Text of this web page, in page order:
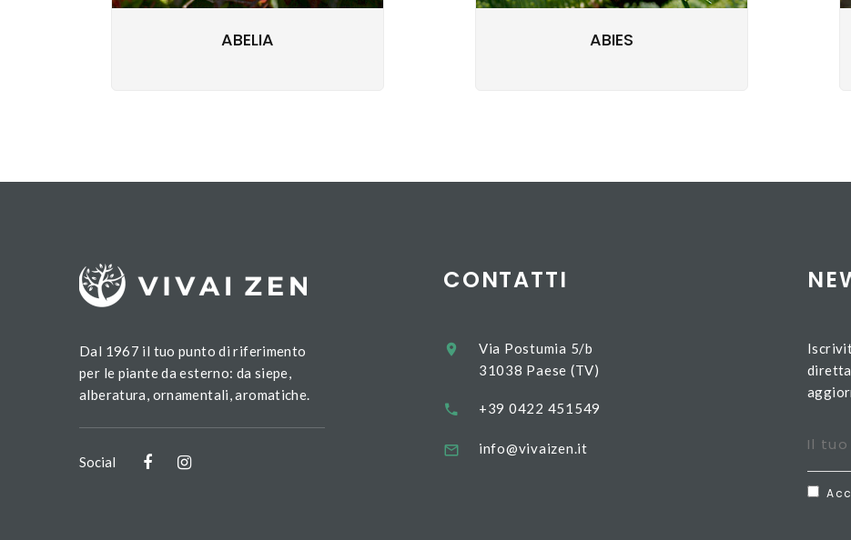
ABELIA ABIES
Dal 1967 il tuo punto di riferimento
per le piante da esterno: da siepe,
alberatura, ornamentali, aromatiche.
Social
CONTATTI
Via Postumia 5/b
31038 Paese (TV)
+39 0422 451549
info@vivaizen.it